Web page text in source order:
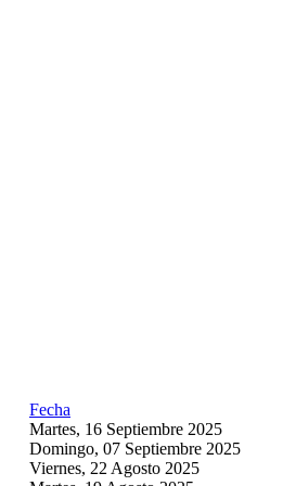
Fecha
Martes, 16 Septiembre 2025
Domingo, 07 Septiembre 2025
Viernes, 22 Agosto 2025